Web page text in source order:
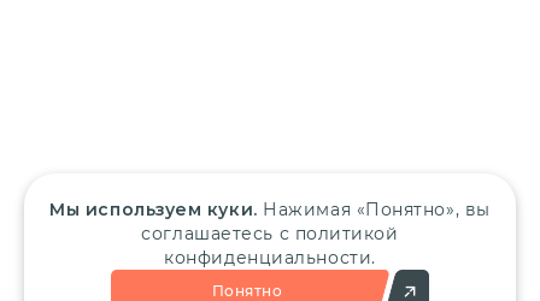
Мы используем куки. Нажимая «Понятно», вы
соглашаетесь с политикой
конфиденциальности.
Понятно